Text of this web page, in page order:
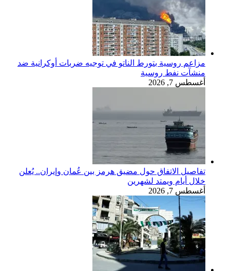
مزاعم روسية بتورط الناتو في توجيه ضربات أوكرانية ضد
منشآت نفط روسية
أغسطس 7, 2026
تفاصيل الاتفاق حول مضيق هرمز بين عُمان وإيران.. يُعلن
خلال أيام ويمتد لشهرين
أغسطس 7, 2026